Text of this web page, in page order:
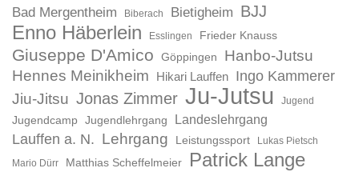
Bad Mergentheim Biberach Bietigheim BJJ
Enno Häberlein Esslingen Frieder Knauss
Giuseppe D'Amico Göppingen
Hanbo-Jutsu
Hennes Meinikheim
Hikari Lauffen Ingo Kammerer
Jiu-Jitsu Jonas Zimmer Ju-Jutsu Jugend
Jugendcamp Jugendlehrgang Landeslehrgang
Lauffen a. N. Lehrgang Leistungssport
Lukas Pietsch
Mario Dürr
Matthias Scheffelmeier Patrick Lange